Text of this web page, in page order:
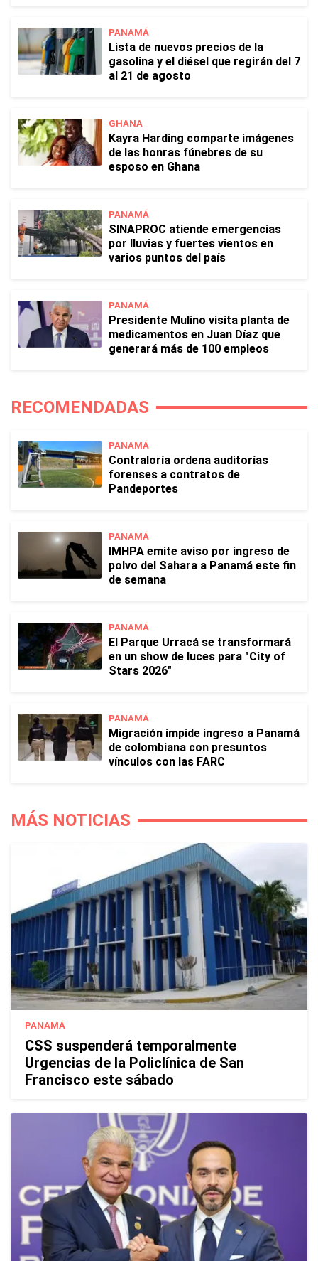
PANAMÁ
Lista de nuevos precios de la
gasolina y el diésel que regirán del 7
al 21 de agosto
GHANA
Kayra Harding comparte imágenes
de las honras fúnebres de su
esposo en Ghana
PANAMÁ
SINAPROC atiende emergencias
por lluvias y fuertes vientos en
varios puntos del país
PANAMÁ
Presidente Mulino visita planta de
medicamentos en Juan Díaz que
generará más de 100 empleos
RECOMENDADAS
PANAMÁ
Contraloría ordena auditorías
forenses a contratos de
Pandeportes
PANAMÁ
IMHPA emite aviso por ingreso de
polvo del Sahara a Panamá este fin
de semana
PANAMÁ
El Parque Urracá se transformará
en un show de luces para "City of
Stars 2026"
PANAMÁ
Migración impide ingreso a Panamá
de colombiana con presuntos
vínculos con las FARC
MÁS NOTICIAS
PANAMÁ
CSS suspenderá temporalmente
Urgencias de la Policlínica de San
Francisco este sábado